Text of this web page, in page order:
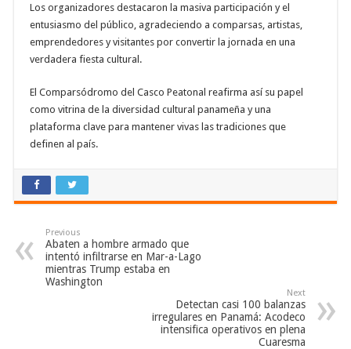
Los organizadores destacaron la masiva participación y el
entusiasmo del público, agradeciendo a comparsas, artistas,
emprendedores y visitantes por convertir la jornada en una
verdadera fiesta cultural.
El Comparsódromo del Casco Peatonal reafirma así su papel
como vitrina de la diversidad cultural panameña y una
plataforma clave para mantener vivas las tradiciones que
definen al país.
Previous
Abaten a hombre armado que
intentó infiltrarse en Mar-a-Lago
mientras Trump estaba en
Washington
Next
Detectan casi 100 balanzas
irregulares en Panamá: Acodeco
intensifica operativos en plena
Cuaresma